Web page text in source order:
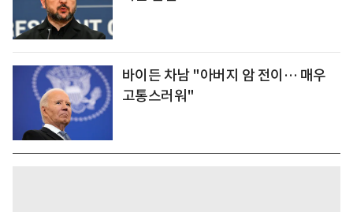
바이든 차남 "아버지 암 전이… 매우
고통스러워"